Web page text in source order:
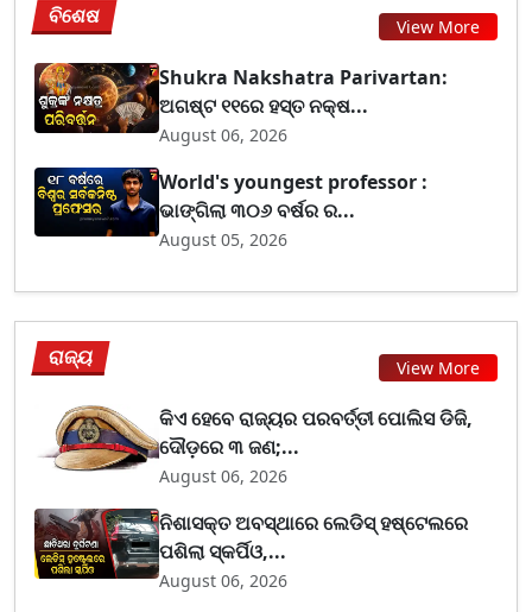
ବିଶେଷ View More
Shukra Nakshatra Parivartan:
ଅଗଷ୍ଟ ୧୧ରେ ହସ୍ତ ନକ୍ଷ...
August 06, 2026
World's youngest professor :
ଭାଙ୍ଗିଲା ୩୦୬ ବର୍ଷର ର...
August 05, 2026
ରାଜ୍ୟ View More
କିଏ ହେବେ ରାଜ୍ୟର ପରବର୍ତ୍ତୀ ପୋଲିସ ଡିଜି,
ଦୌଡ଼ରେ ୩ ଜଣ;...
August 06, 2026
ନିଶାସକ୍ତ ଅବସ୍ଥାରେ ଲେଡିସ୍ ହଷ୍ଟେଲରେ
ପଶିଲା ସ୍କର୍ପିଓ,...
August 06, 2026